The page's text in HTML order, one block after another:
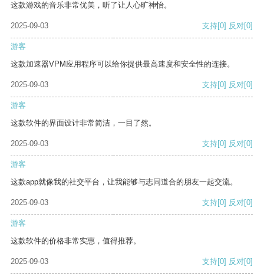
这款游戏的音乐非常优美，听了让人心旷神怡。
2025-09-03 支持[0] 反对[0]
游客
这款加速器VPM应用程序可以给你提供最高速度和安全性的连接。
2025-09-03 支持[0] 反对[0]
游客
这款软件的界面设计非常简洁，一目了然。
2025-09-03 支持[0] 反对[0]
游客
这款app就像我的社交平台，让我能够与志同道合的朋友一起交流。
2025-09-03 支持[0] 反对[0]
游客
这款软件的价格非常实惠，值得推荐。
2025-09-03 支持[0] 反对[0]